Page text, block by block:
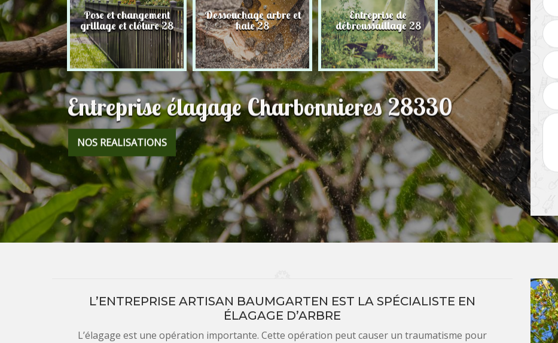
28 Pose et changement
grillage et clôture 28
Dessouchage arbre et
haie 28
Entreprise de
débroussaillage 28
Bûcheron 28 Eure-et-
Loir
Entreprise élagage Charbonnieres 28330
NOS REALISATIONS
L’ENTREPRISE ARTISAN BAUMGARTEN EST LA SPÉCIALISTE EN
ÉLAGAGE D’ARBRE
L’élagage est une opération importante. Cette opération peut causer un traumatisme pour